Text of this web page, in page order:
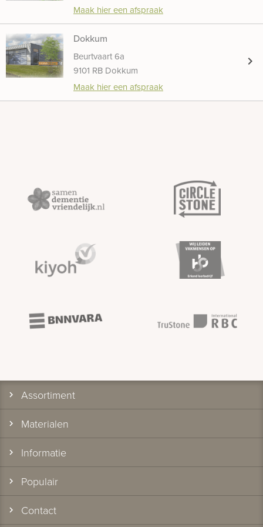
Maak hier een afspraak
Dokkum
Beurtvaart 6a
9101 RB Dokkum
Maak hier een afspraak
chevron_right
Assortiment
Materialen
Informatie
Populair
Contact